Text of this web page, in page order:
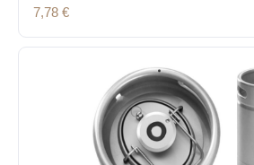
Regulärer Preis:
7,78 €